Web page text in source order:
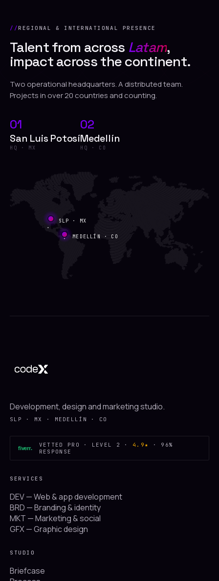
REGIONAL & INTERNATIONAL PRESENCE
Talent from across Latam,
impact across the continent.
Two operational headquarters. A distributed team.
Projects in over 20 countries and counting.
01
San Luis Potosí
HQ · MX
02
Medellín
HQ · CO
SLP · MX
MEDELLÍN · CO
Development, design and marketing studio.
SLP · MX · MEDELLÍN · CO
fiverr. VETTED PRO · LEVEL 2 · 4.9★
· 96%
RESPONSE
SERVICES
DEV — Web & app development
BRD — Branding & identity
MKT — Marketing & social
GFX — Graphic design
STUDIO
Briefcase